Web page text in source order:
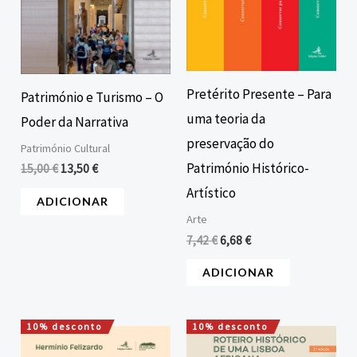
Património e Turismo – O
Poder da Narrativa
Património Cultural
15,00€ 13,50€
ADICIONAR
Pretérito Presente – Para
uma teoria da
preservação do
Património Histórico-
Artístico
Arte
7,42€6,68€
ADICIONAR
10% desconto
O
preço
O
preço
10% desconto
O
preço
O
preço